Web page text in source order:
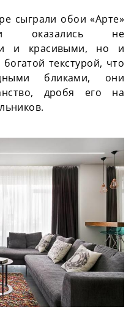
сыграли обои «Арте»
оказались не
и красивыми, но и
текстурой, что
бликами, они
дробя его на